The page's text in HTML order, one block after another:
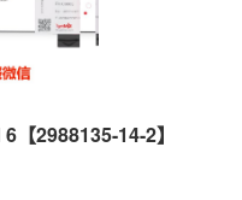
2988135-14-2】